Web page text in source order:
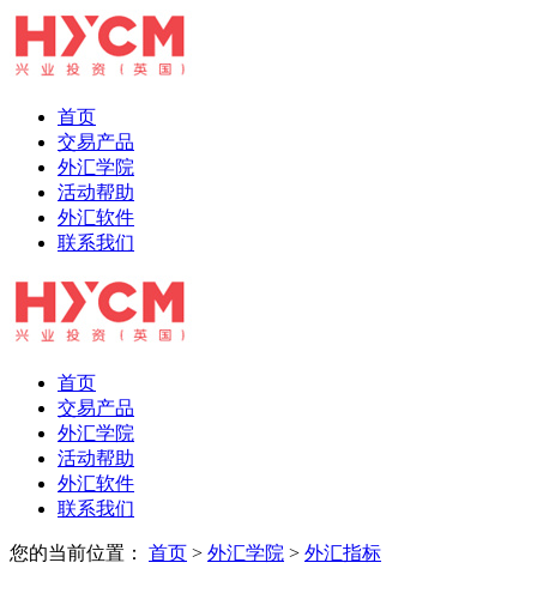
首页
交易产品
外汇学院
活动帮助
外汇软件
联系我们
首页
交易产品
外汇学院
活动帮助
外汇软件
联系我们
您的当前位置： 首页 > 外汇学院 > 外汇指标